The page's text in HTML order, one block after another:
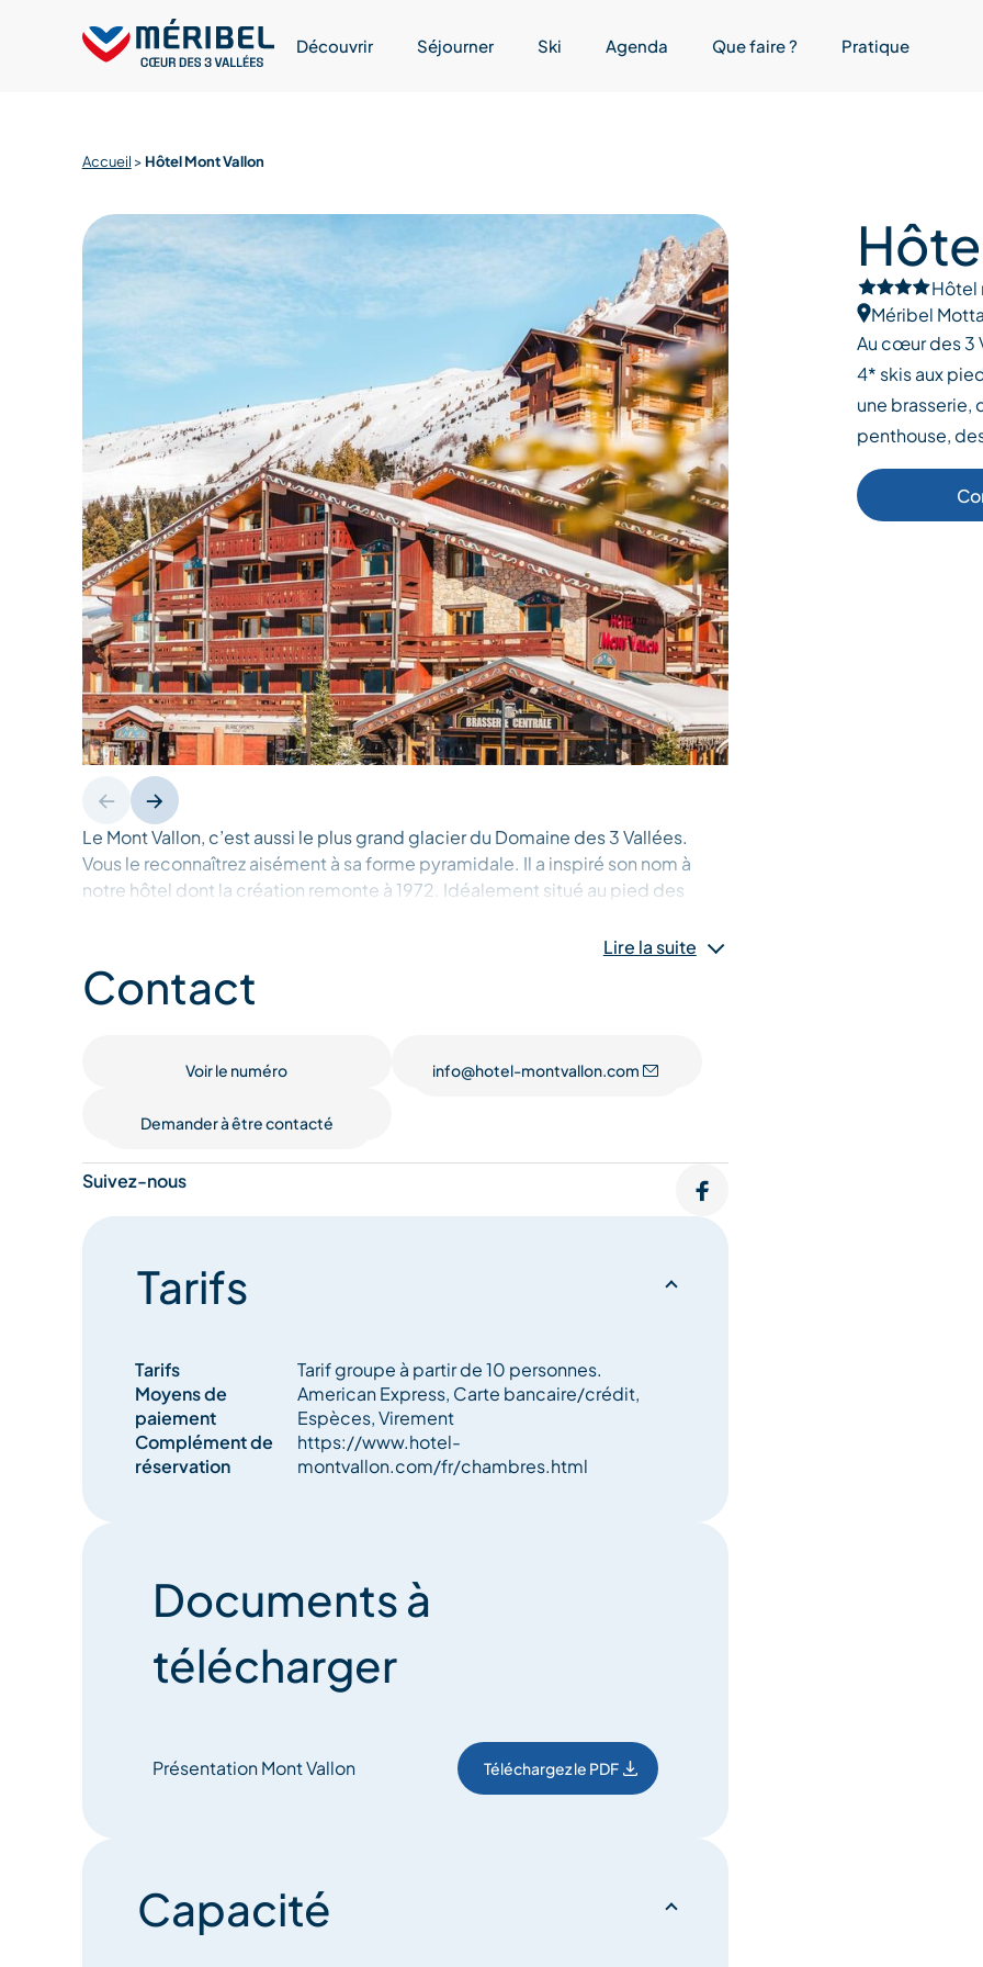
Découvrir Séjourner Ski Agenda Que faire ? Pratique
Accueil > Hôtel Mont Vallon
Le Mont Vallon, c’est aussi le plus grand glacier du Domaine des 3 Vallées.
Vous le reconnaîtrez aisément à sa forme pyramidale. Il a inspiré son nom à
notre hôtel dont la création remonte à 1972. Idéalement situé au pied des
l’hôtel Le Mont Vallon est un magnifique chalet d’inspiration autrichienne. Le
Mont Vallon, c’est l’esprit montagne authentique. Le bois noble et les teintes
chaleureuses se marient pour créer une atmosphère conviviale et
– Sauna / Hammam,
– Soins et massages,
– Ski-room,
– Ski-shop,
– Vente de forfaits de ski,
Lire la suite
Contact
Voir le numéro info@hotel-montvallon.com
Demander à être contacté
Suivez-nous
Tarifs
Tarifs
Tarif groupe à partir de 10 personnes.
Moyens de
paiement
American Express, Carte bancaire/crédit,
Espèces, Virement
Complément de
réservation
https://www.hotel-
montvallon.com/fr/chambres.html
Documents à
télécharger
Présentation Mont Vallon Téléchargez le PDF
Capacité
Hôtel
Méribel
Au cœur des 3
4* skis aux
une brasserie,
penthouse,